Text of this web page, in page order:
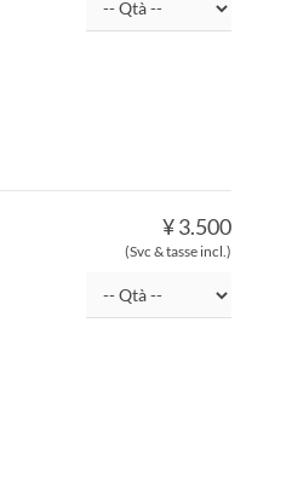
¥ 3.500
(Svc & tasse incl.)